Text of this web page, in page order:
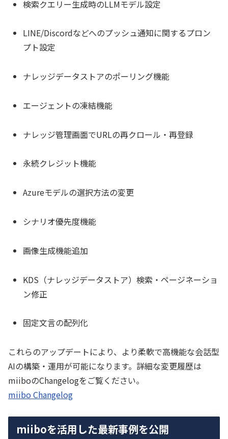
検索クエリー生成時のLLMモデル設定
LINE/Discordなどへのプッシュ通知に関するプロン
プト設定
ナレッジデータストアのポーリング機能
エージェントの凍結機能
ナレッジ管理画面でURLの再クロール・再登録
永続クレジット機能
Azureモデルの選択方法の変更
シナリオ優先度機能
画像生成機能追加
KDS（ナレッジデータストア）検索・ページネーショ
ン修正
固定文言の配列化
これらのアップデートにより、より柔軟で高機能な会話型
AIの構築・運用が可能になります。詳細な変更履歴は
miiboのChangelogをご覧ください。
miibo Changelog
miiboを活用した最新事例を公開